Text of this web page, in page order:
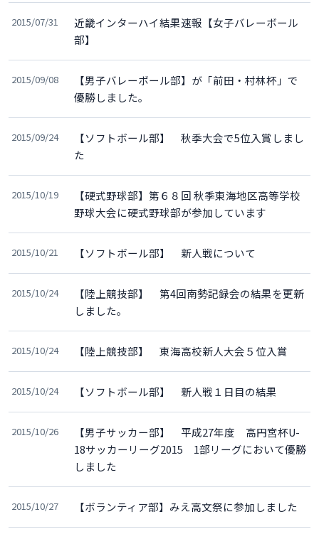
2015/07/31
近畿インターハイ結果速報【女子バレーボール
部】
2015/09/08
【男子バレーボール部】が「前田・村林杯」で
優勝しました。
2015/09/24
【ソフトボール部】 秋季大会で5位入賞しまし
た
2015/10/19
【硬式野球部】第６８回 秋季東海地区高等学校
野球大会に硬式野球部が参加しています
2015/10/21 【ソフトボール部】 新人戦について
2015/10/24
【陸上競技部】 第4回南勢記録会の結果を更新
しました。
2015/10/24 【陸上競技部】 東海高校新人大会５位入賞
2015/10/24 【ソフトボール部】 新人戦１日目の結果
2015/10/26
【男子サッカー部】 平成27年度 高円宮杯U-
18サッカーリーグ2015 1部リーグにおいて優勝
しました
2015/10/27 【ボランティア部】みえ高文祭に参加しました